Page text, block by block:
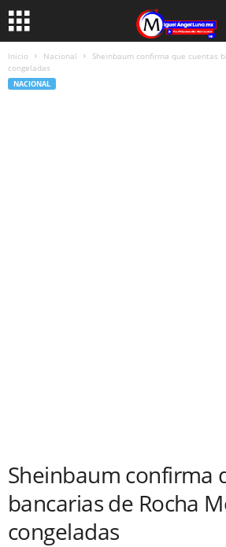
Inicio Nacional
Sheinbaum confirma que cuentas
congeladas
NACIONAL
Sheinbaum confirma
bancarias de Rocha
congeladas